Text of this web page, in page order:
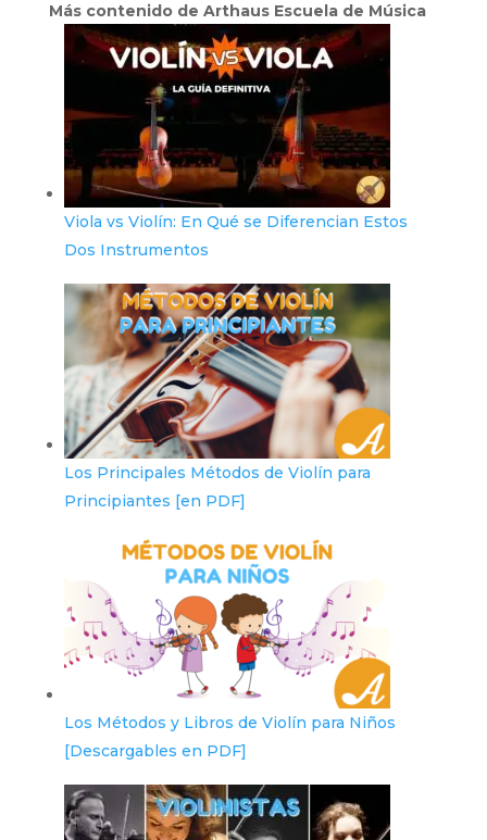
Más contenido de Arthaus Escuela de Música
Viola vs Violín: En Qué se Diferencian Estos
Dos Instrumentos
Los Principales Métodos de Violín para
Principiantes [en PDF]
Los Métodos y Libros de Violín para Niños
[Descargables en PDF]